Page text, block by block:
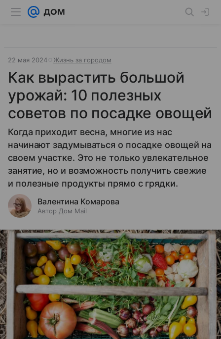
22 мая 2024 Жизнь за городом
Как вырастить большой
урожай: 10 полезных
советов по посадке овощей
Когда приходит весна, многие из нас
начинают задумываться о посадке овощей на
своем участке. Это не только увлекательное
занятие, но и возможность получить свежие
и полезные продукты прямо с грядки.
Валентина Комарова
Автор Дом Mail